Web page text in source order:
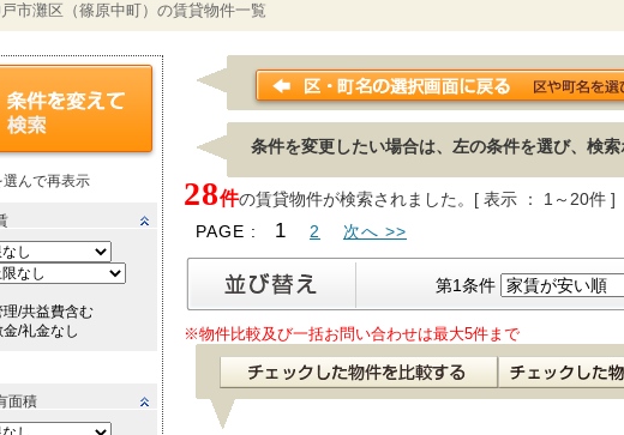
市灘区（篠原中町）の賃貸物件一覧
選んで再表示
理/共益費含む
金/礼金なし
面積
条件を変更したい場合は、左の条件を選び、検索
28件の賃貸物件が検索されました。[ 表示 ： 1～20件 ]
PAGE :
1 2 次へ >>
第1条件
※物件比較及び一括お問い合わせは最大5件まで